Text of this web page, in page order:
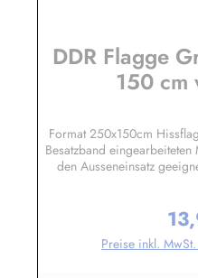
DDR Flagge
150 cm
Format 250x150cm
Besatzband
den Ausseneinsatz
Wir führen eine
Sonderflaggen, XXL-
Preise inkl.